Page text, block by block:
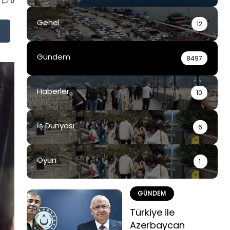
Genel 12
Gündem 8497
Haberler 10
İş Dünyası 6
Oyun 1
GÜNDEM
Türkiye ile
Azerbaycan